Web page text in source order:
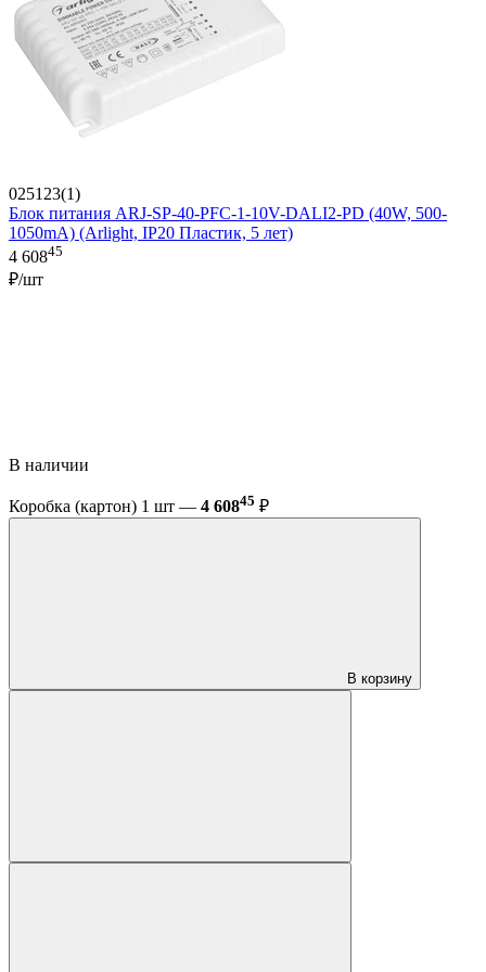
025123(1)
Блок питания ARJ-SP-40-PFC-1-10V-DALI2-PD (40W, 500-
1050mA) (Arlight, IP20 Пластик, 5 лет)
4 60845
₽/шт
В наличии
Коробка (картон) 1 шт — 4 60845 ₽
В корзину